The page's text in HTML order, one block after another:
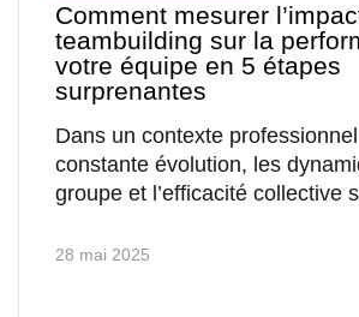
Comment mesurer
teambuilding sur la
votre équipe en 5 étapes
surprenantes
Dans un contexte
constante évolution, les
groupe et l’efficacité collective
28 mai 2025